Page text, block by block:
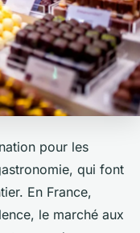
pour les
qui font
En France,
le marché aux